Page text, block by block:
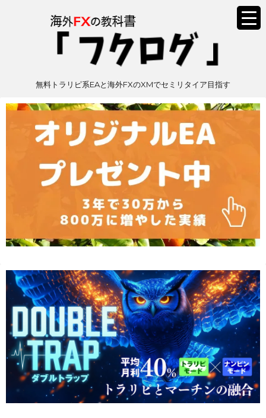
無料トラリピ系EAと海外FXのXMでセミリタイア目指す